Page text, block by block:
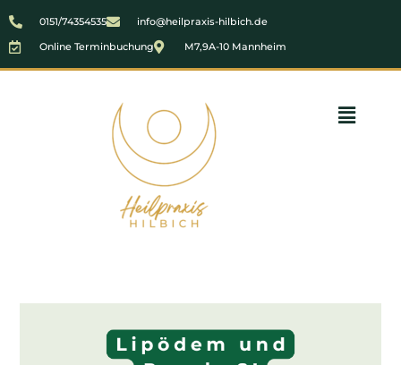
0151/74354535
info@heilpraxis-hilbich.de
Online Terminbuchung
M7,9A-10 Mannheim